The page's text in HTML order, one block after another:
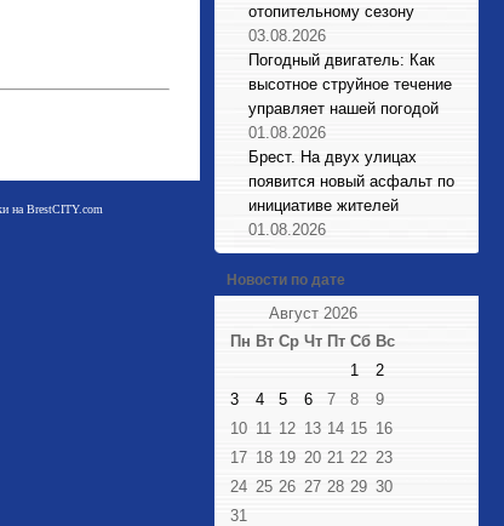
на BrestCITY.com
отопительному сезону
03.08.2026
Погодный двигатель: Как
высотное струйное течение
управляет нашей погодой
01.08.2026
Брест. На двух улицах
появится новый асфальт по
инициативе жителей
01.08.2026
Новости по дате
Август 2026
Пн Вт Ср Чт Пт Сб Вс
1
2
3
4 5 6 7 8
9
10 11 12 13 14 15 16
17 18 19 20 21 22 23
24 25 26 27 28 29 30
31